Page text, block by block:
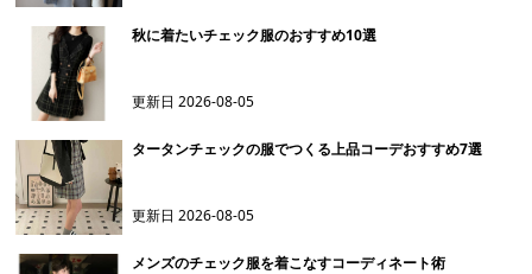
秋に着たいチェック服のおすすめ10選
更新日2026-08-05
タータンチェックの服でつくる上品コーデおすすめ7選
更新日2026-08-05
メンズのチェック服を着こなすコーディネート術